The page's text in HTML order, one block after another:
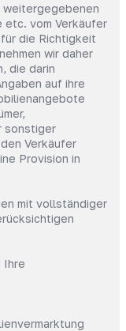
weitergegebenen
etc. vom Verkäufer
die Richtigkeit
wir daher
die darin
auf ihre
sonstiger
Verkäufer
Provision in
mit vollständiger
Ihre